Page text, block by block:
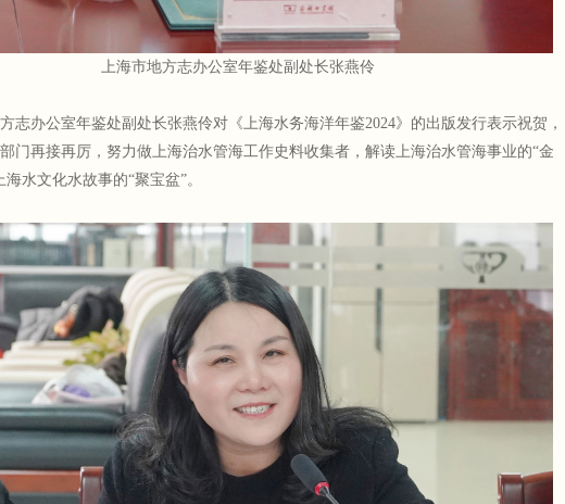
上海市地方志办公室年鉴处副处长张燕伶
志办公室年鉴处副处长张燕伶对《上海水务海洋年鉴2024》的出版发行表示祝贺，
门再接再厉，努力做上海治水管海工作史料收集者，解读上海治水管海事业的“金
水文化水故事的“聚宝盆”。